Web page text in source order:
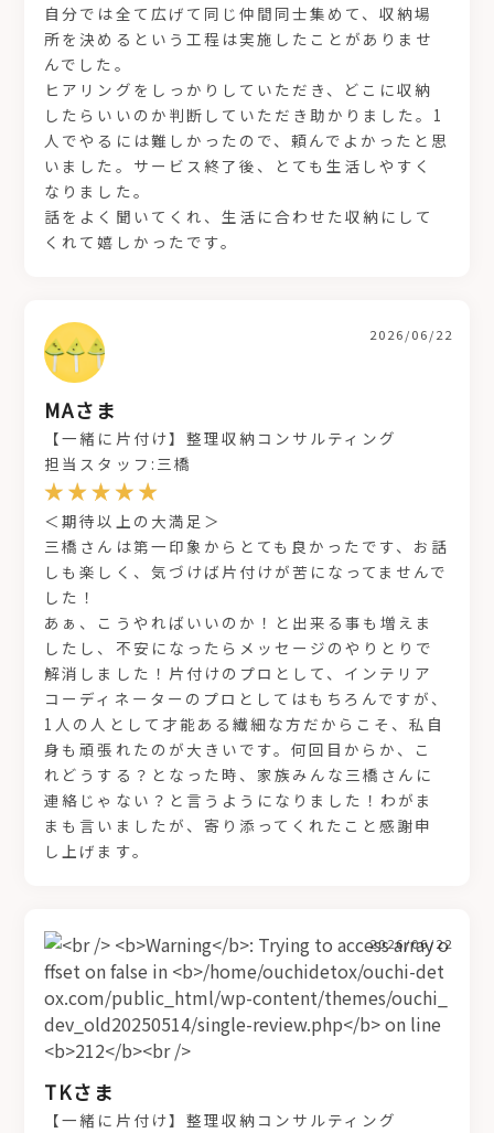
自分では全て広げて同じ仲間同士集めて、収納場
所を決めるという工程は実施したことがありませ
んでした。
ヒアリングをしっかりしていただき、どこに収納
したらいいのか判断していただき助かりました。1
人でやるには難しかったので、頼んでよかったと思
いました。サービス終了後、とても生活しやすく
なりました。
話をよく聞いてくれ、生活に合わせた収納にして
くれて嬉しかったです。
MAさま
2026/06/22
【一緒に片付け】整理収納コンサルティング
担当スタッフ:三橋
＜期待以上の大満足＞
三橋さんは第一印象からとても良かったです、お話
しも楽しく、気づけば片付けが苦になってませんで
した！
あぁ、こうやればいいのか！と出来る事も増えま
したし、不安になったらメッセージのやりとりで
解消しました！片付けのプロとして、インテリア
コーディネーターのプロとしてはもちろんですが、
1人の人として才能ある繊細な方だからこそ、私自
身も頑張れたのが大きいです。何回目からか、こ
れどうする？となった時、家族みんな三橋さんに
連絡じゃない？と言うようになりました！わがま
まも言いましたが、寄り添ってくれたこと感謝申
し上げます。
TKさま
2026/06/22
【一緒に片付け】整理収納コンサルティング